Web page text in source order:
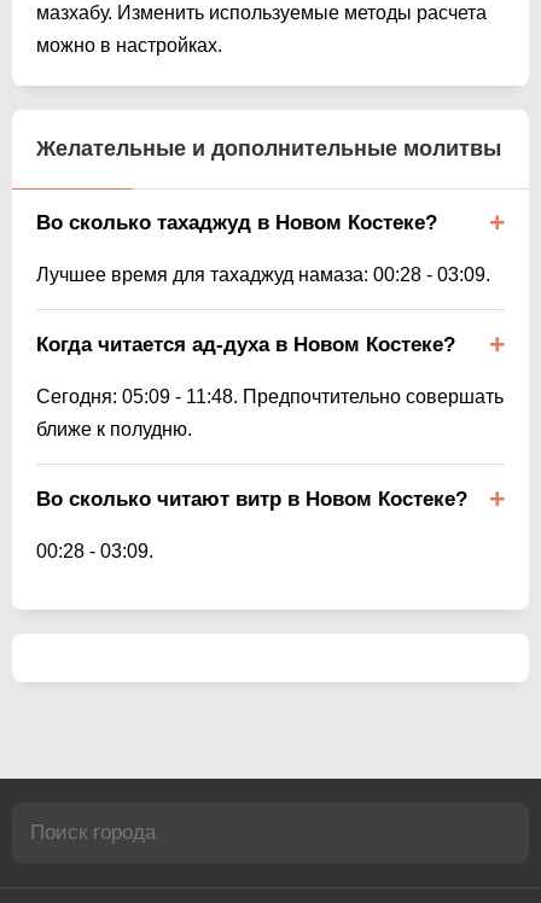
мазхабу. Изменить используемые методы расчета
можно в настройках.
Желательные и дополнительные молитвы
Во сколько тахаджуд в Новом Костеке?
Лучшее время для тахаджуд намаза: 00:28 - 03:09.
Когда читается ад-духа в Новом Костеке?
Сегодня: 05:09 - 11:48. Предпочтительно совершать
ближе к полудню.
Во сколько читают витр в Новом Костеке?
00:28 - 03:09.